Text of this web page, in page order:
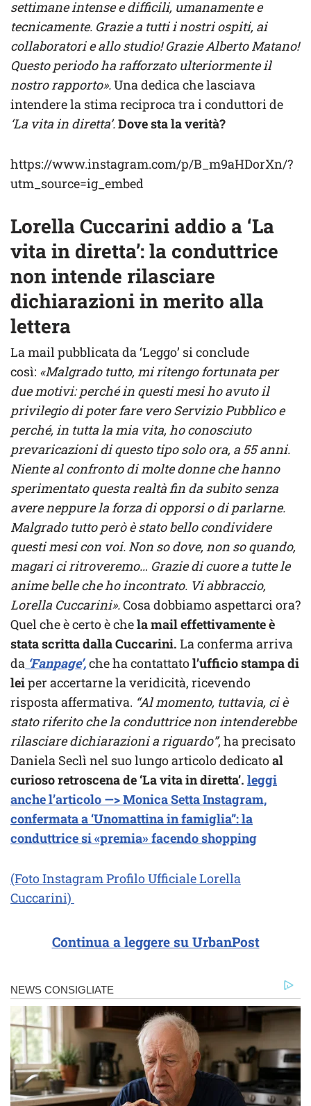
settimane intense e difficili, umanamente e
tecnicamente. Grazie a tutti i nostri ospiti, ai
collaboratori e allo studio! Grazie Alberto Matano!
Questo periodo ha rafforzato ulteriormente il
nostro rapporto».Una dedica che lasciava
intendere la stima reciproca tra i conduttori de
‘La vita in diretta’.Dove sta la verità?
https://www.instagram.com/p/B_m9aHDorXn/?
utm_source=ig_embed
Lorella Cuccarini addio a ‘La
vita in diretta’: la conduttrice
non intende rilasciare
dichiarazioni in merito alla
lettera
La mail pubblicata da ‘Leggo’ si conclude
così: «Malgrado tutto, mi ritengo fortunata per
due motivi: perché in questi mesi ho avuto il
privilegio di poter fare vero Servizio Pubblico e
perché, in tutta la mia vita, ho conosciuto
prevaricazioni di questo tipo solo ora, a 55 anni.
Niente al confronto di molte donne che hanno
sperimentato questa realtà fin da subito senza
avere neppure la forza di opporsi o di parlarne.
Malgrado tutto però è stato bello condividere
questi mesi con voi.Non so dove, non so quando,
magari ci ritroveremo… Grazie di cuore a tutte le
anime belle che ho incontrato. Vi abbraccio,
Lorella Cuccarini».Cosa dobbiamo aspettarci ora?
Quel che è certo è chela mail effettivamente è
stata scritta dalla Cuccarini. La conferma arriva
da ‘Fanpage’,che ha contattatol’ufficio stampa di
leiper accertarne la veridicità, ricevendo
risposta affermativa. “Al momento, tuttavia, ci è
stato riferito che la conduttrice non intenderebbe
rilasciare dichiarazioni a riguardo”, ha precisato
Daniela Seclì nel suo lungo articolo dedicatoal
curioso retroscena de ‘La vita in diretta’. leggi
anche l’articolo —> Monica Setta Instagram,
confermata a ‘Unomattina in famiglia”: la
conduttrice si «premia» facendo shopping
(Foto Instagram Profilo Ufficiale Lorella
Cuccarini)
Continua a leggere su UrbanPost